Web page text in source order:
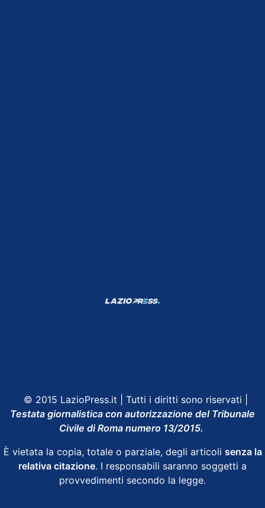
© 2015 LazioPress.it | Tutti i diritti sono riservati |
Testata giornalistica con autorizzazione del Tribunale
Civile di Roma numero 13/2015.
È vietata la copia, totale o parziale, degli articoli senza la
relativa citazione. I responsabili saranno soggetti a
provvedimenti secondo la legge.